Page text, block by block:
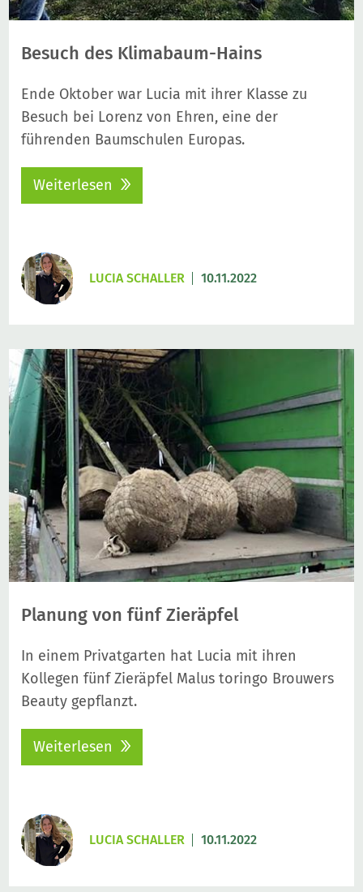
Besuch des Klimabaum-Hains
Ende Oktober war Lucia mit ihrer Klasse zu
Besuch bei Lorenz von Ehren, eine der
führenden Baumschulen Europas.
Weiterlesen
LUCIA SCHALLER 10.11.2022
Planung von fünf Zieräpfel
In einem Privatgarten hat Lucia mit ihren
Kollegen fünf Zieräpfel Malus toringo Brouwers
Beauty gepflanzt.
Weiterlesen
LUCIA SCHALLER 10.11.2022